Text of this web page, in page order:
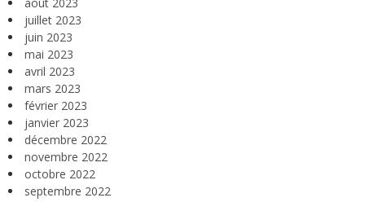
juillet 2023
juin 2023
mai 2023
avril 2023
mars 2023
février 2023
janvier 2023
décembre 2022
novembre 2022
octobre 2022
septembre 2022